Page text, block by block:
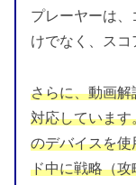
プレーヤーは
けでなく、スコ
さらに、動画
対応していま
のデバイスを
ド中に戦略（